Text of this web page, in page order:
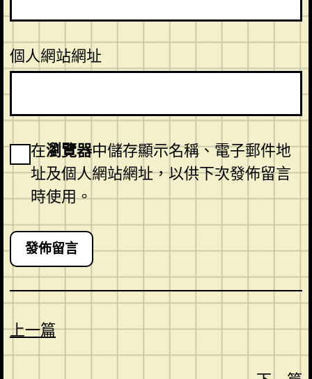
個人網站網址
在瀏覽器中儲存顯示名稱、電子郵件地
址及個人網站網址，以供下次發佈留言
時使用。
上一篇